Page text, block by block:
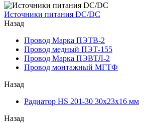
Источники питания DC/DC
Назад
Провод Марка ПЭТВ-2
Провод медный ПЭТ-155
Провод Марка ПЭВТЛ-2
Провод монтажный МГТФ
Назад
Радиатор HS 201-30 30х23х16 мм
Назад